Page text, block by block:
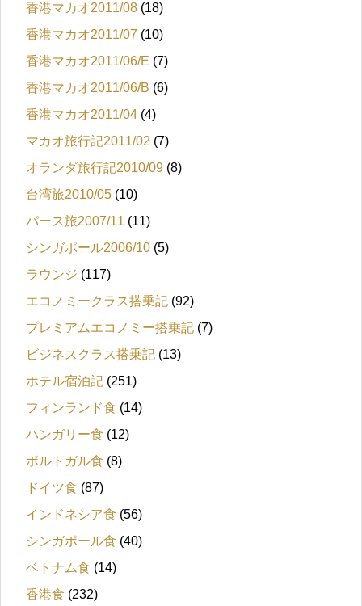
香港マカオ2011/08 (18)
香港マカオ2011/07 (10)
香港マカオ2011/06/E (7)
香港マカオ2011/06/B (6)
香港マカオ2011/04 (4)
マカオ旅行記2011/02 (7)
オランダ旅行記2010/09 (8)
台湾旅2010/05 (10)
パース旅2007/11 (11)
シンガポール2006/10 (5)
ラウンジ (117)
エコノミークラス搭乗記 (92)
プレミアムエコノミー搭乗記 (7)
ビジネスクラス搭乗記 (13)
ホテル宿泊記 (251)
フィンランド食 (14)
ハンガリー食 (12)
ポルトガル食 (8)
ドイツ食 (87)
インドネシア食 (56)
シンガポール食 (40)
ベトナム食 (14)
香港食 (232)